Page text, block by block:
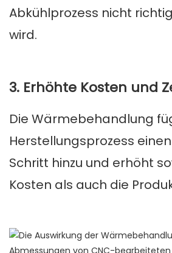
Abkühlprozess nicht
wird.
3. Erhöhte Kosten und
Die Wärmebehandlung
Herstellungsprozess
Schritt hinzu und erhöht
Kosten als auch die